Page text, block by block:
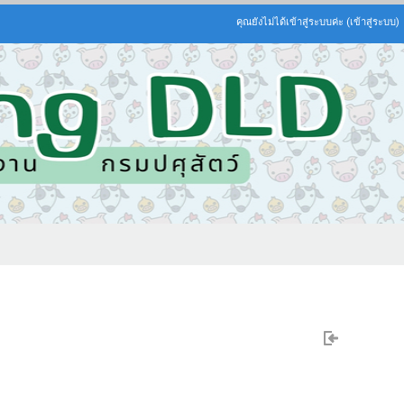
คุณยังไม่ได้เข้าสู่ระบบค่ะ (เข้าสู่ระบบ)